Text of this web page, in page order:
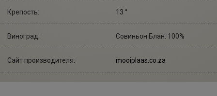
Крепость: 13 °
Виноград: Совиньон Блан: 100%
Сайт производителя: mooiplaas.co.za